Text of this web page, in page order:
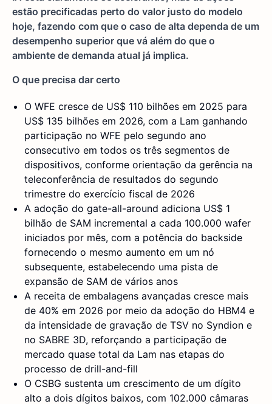
estão precificadas perto do valor justo do modelo
hoje, fazendo com que o caso de alta dependa de um
desempenho superior que vá além do que o
ambiente de demanda atual já implica.
O que precisa dar certo
O WFE cresce de US$ 110 bilhões em 2025 para
US$ 135 bilhões em 2026, com a Lam ganhando
participação no WFE pelo segundo ano
consecutivo em todos os três segmentos de
dispositivos, conforme orientação da gerência na
teleconferência de resultados do segundo
trimestre do exercício fiscal de 2026
A adoção do gate-all-around adiciona US$ 1
bilhão de SAM incremental a cada 100.000 wafer
iniciados por mês, com a potência do backside
fornecendo o mesmo aumento em um nó
subsequente, estabelecendo uma pista de
expansão de SAM de vários anos
A receita de embalagens avançadas cresce mais
de 40% em 2026 por meio da adoção do HBM4 e
da intensidade de gravação de TSV no Syndion e
no SABRE 3D, reforçando a participação de
mercado quase total da Lam nas etapas do
processo de drill-and-fill
O CSBG sustenta um crescimento de um dígito
alto a dois dígitos baixos, com 102.000 câmaras